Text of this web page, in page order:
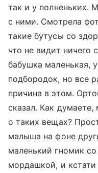
так и у полненьких.
с ними. Смотрела
такие бутусы со
что не видит ничего
бабушка маленькая,
подбородок, но все
причина в этом.
сказал. Как
о таких вещах?
малыша на фоне
маленький гномик
мордашкой, и